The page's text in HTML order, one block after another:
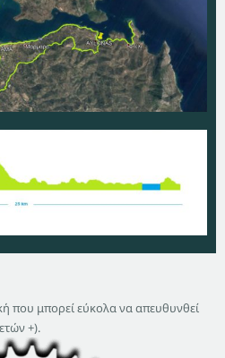
που μπορεί εύκολα να απευθυνθεί
+).